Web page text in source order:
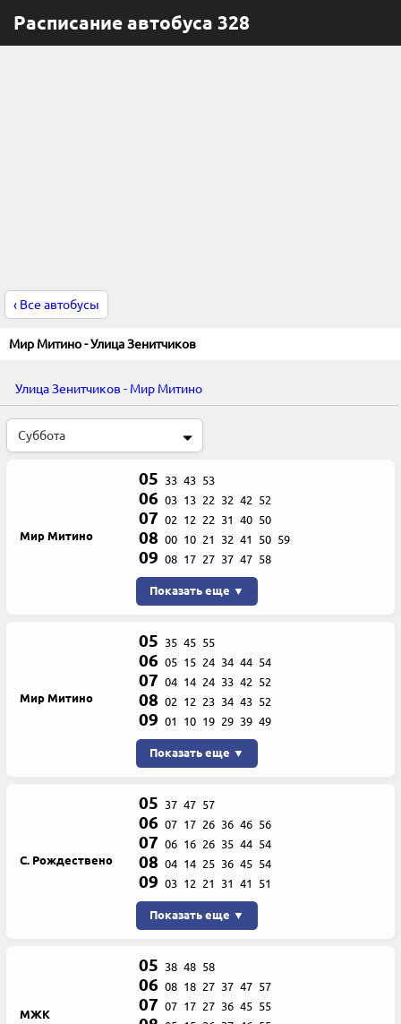
Расписание автобуса 328
‹ Все автобусы
Мир Митино - Улица Зенитчиков
Улица Зенитчиков - Мир Митино
Мир Митино
05 33 43 53
06 03 13 22 32 42 52
07 02 12 22 31 40 50
08 00 10 21 32 41 50 59
09 08 17 27 37 47 58
Показать еще ▼
Мир Митино
05 35 45 55
06 05 15 24 34 44 54
07 04 14 24 33 42 52
08 02 12 23 34 43 52
09 01 10 19 29 39 49
Показать еще ▼
С. Рождествено
05 37 47 57
06 07 17 26 36 46 56
07 06 16 26 35 44 54
08 04 14 25 36 45 54
09 03 12 21 31 41 51
Показать еще ▼
МЖК
05 38 48 58
06 08 18 27 37 47 57
07 07 17 27 36 45 55